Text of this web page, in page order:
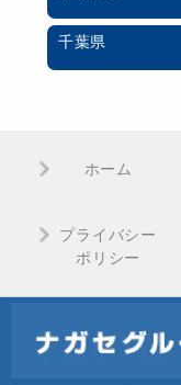
千葉県
ホーム
プライバシー
ポリシー